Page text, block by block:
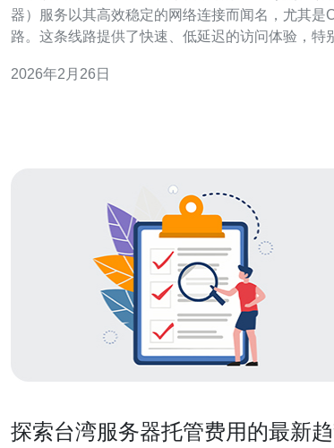
器）服务以其高效稳定的网络连接而闻名，尤其是
路。这条线路提供了快速、低延迟的访问体验，特
间，可以有效提升网站或应用的访问速度和用户体验
2026年2月26日
探索台湾服务器托管费用的最新